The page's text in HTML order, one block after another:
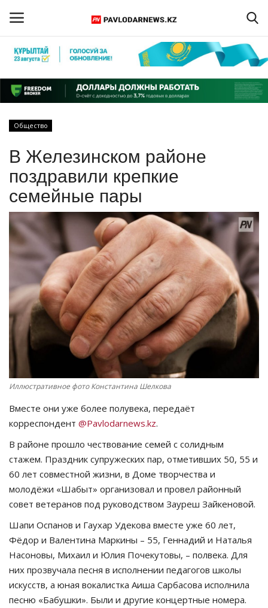
Регистрация
Главная
КАЗАХСТАН
МИР
СПЕЦПРОЕКТЫ
СПОРТ
Чек-лист
РАЗВЛЕЧЕНИЯ
OFFICIAL
Курултай
Язык
Қазақша Русский
Общество
В Железинском районе
поздравили крепкие
семейные пары
Иллюстративное фото Константина Шелкова
Вместе они уже более полувека, передаёт
корреспондент @Pavlodarnews.kz.
В районе прошло чествование семей с солидным
стажем. Праздник супружеских пар, отметивших 50, 55 и
60 лет совместной жизни, в Доме творчества и
молодёжи «Шабыт» организовал и провел районный
совет ветеранов под руководством Зауреш Зайкеновой.
Шапи Оспанов и Гаухар Удекова вместе уже 60 лет,
Фёдор и Валентина Маркины – 55, Геннадий и Наталья
Насоновы, Михаил и Юлия Почекутовы, – полвека. Для
них прозвучала песня в исполнении педагогов школы
искусств, а юная вокалистка Аиша Сарбасова исполнила
песню «Бабушки». Были и другие концертные номера.